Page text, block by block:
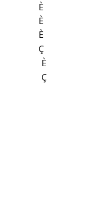
È
È
È
Ç
È
Ç